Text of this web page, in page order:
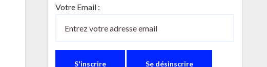
Votre Email :